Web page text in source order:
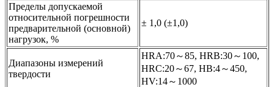
Пределы допускаемой
относительной погрешности
предварительной (основной)
нагрузок, %
± 1,0 (±1,0)
Диапазоны измерений
твердости
HRA:70～85, HRB:30～100,
HRC:20～67, HB:4～450,
HV:14～1000